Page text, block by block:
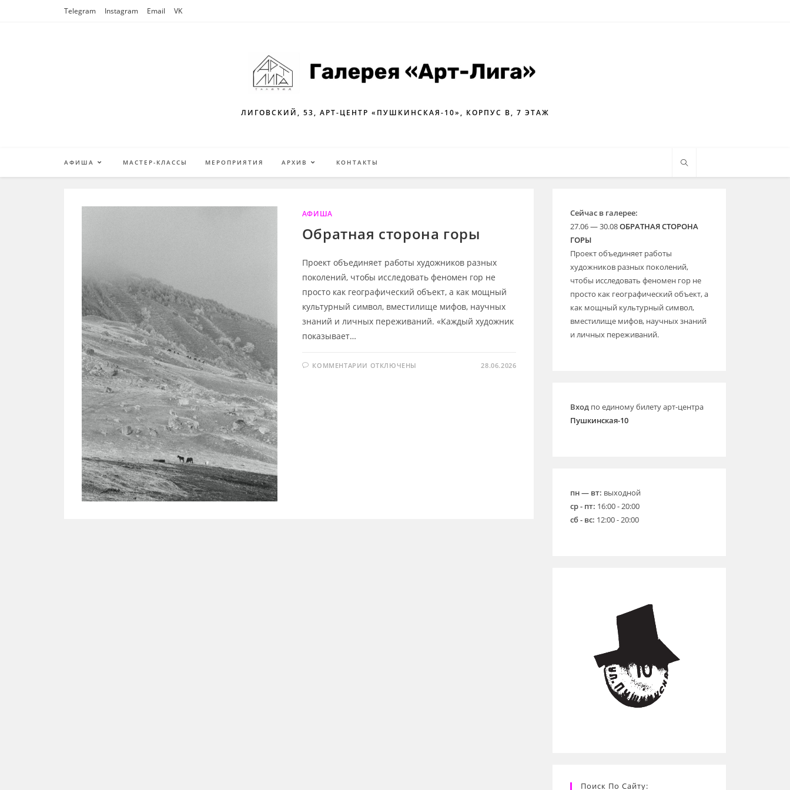
Telegram Instagram Email VK
ЛИГОВСКИЙ, 53, АРТ-ЦЕНТР «ПУШКИНСКАЯ-10», КОРПУС В, 7 ЭТАЖ
АФИША МАСТЕР-КЛАССЫ МЕРОПРИЯТИЯ АРХИВ КОНТАКТЫ
АФИША
Обратная сторона горы
Проект объединяет работы художников разных
поколений, чтобы исследовать феномен гор не
просто как географический объект, а как мощный
культурный символ, вместилище мифов, научных
знаний и личных переживаний. «Каждый художник
показывает…
КОММЕНТАРИИ КОТКЛЮЧЕНЫ 28.06.2026
Сейчас в галерее:
27.06 — 30.08ОБРАТНАЯ СТОРОНА
ГОРЫ
Проект объединяет работы
художников разных поколений,
чтобы исследовать феномен гор не
просто как географический объект, а
как мощный культурный символ,
вместилище мифов, научных знаний
и личных переживаний.
Входпо единому билету арт-центра
Пушкинская-10
пн — вт: выходной
ср - пт: 16:00 - 20:00
сб - вс: 12:00 - 20:00
Поиск По Сайту: